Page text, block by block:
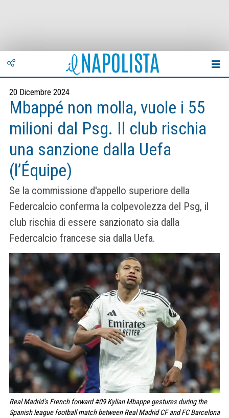
20 Dicembre 2024
Mbappé non molla, vuole i 55
milioni dal Psg. Il club rischia
una sanzione dalla Uefa
(l’Équipe)
Se la commissione d'appello superiore della
Federcalcio conferma la colpevolezza del Psg, il
club rischia di essere sanzionato sia dalla
Federcalcio francese sia dalla Uefa.
Real Madrid's French forward #09 Kylian Mbappe gestures during the
Spanish league football match between Real Madrid CF and FC Barcelona